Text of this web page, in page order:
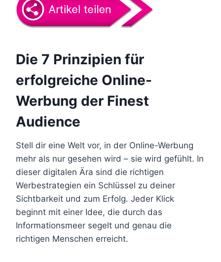
Die 7 Prinzipien für
erfolgreiche Online-
Werbung der Finest
Audience
Stell dir eine Welt vor, in der Online-Werbung
mehr als nur gesehen wird – sie wird gefühlt. In
dieser digitalen Ära sind die richtigen
Werbestrategien ein Schlüssel zu deiner
Sichtbarkeit und zum Erfolg. Jeder Klick
beginnt mit einer Idee, die durch das
Informationsmeer segelt und genau die
richtigen Menschen erreicht.